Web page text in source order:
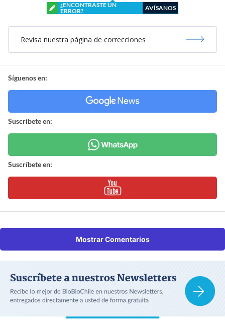
¿ENCONTRASTE UN
ERROR?
AVÍSANOS
Revisa nuestra página de correcciones
Síguenos en:
Suscríbete en:
Suscríbete en:
Mostrar Comentarios